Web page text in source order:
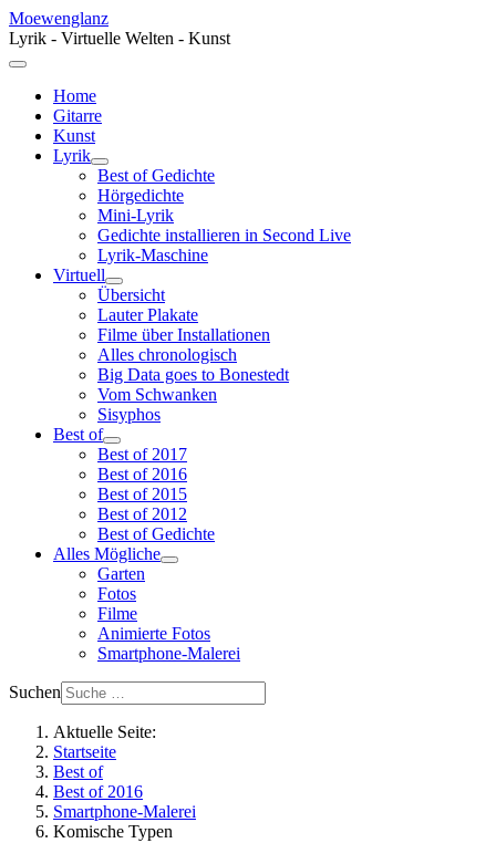
Moewenglanz
Lyrik - Virtuelle Welten - Kunst
Home
Gitarre
Kunst
Lyrik
Best of Gedichte
Hörgedichte
Mini-Lyrik
Gedichte installieren in Second Live
Lyrik-Maschine
Virtuell
Übersicht
Lauter Plakate
Filme über Installationen
Alles chronologisch
Big Data goes to Bonestedt
Vom Schwanken
Sisyphos
Best of
Best of 2017
Best of 2016
Best of 2015
Best of 2012
Best of Gedichte
Alles Mögliche
Garten
Fotos
Filme
Animierte Fotos
Smartphone-Malerei
Suchen
Aktuelle Seite:
Startseite
Best of
Best of 2016
Smartphone-Malerei
Komische Typen